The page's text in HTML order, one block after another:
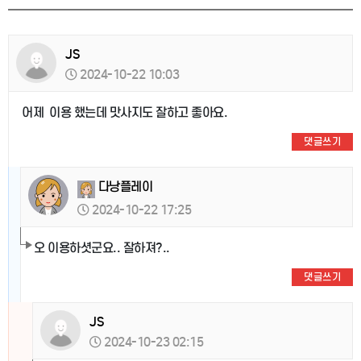
JS
2024-10-22 10:03
어제 이용 했는데 맛사지도 잘하고 좋아요.
댓글쓰기
다낭플레이
2024-10-22 17:25
오 이용하셧군요.. 잘하져?..
댓글쓰기
JS
2024-10-23 02:15